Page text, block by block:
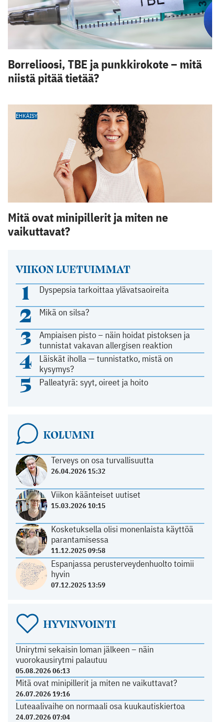
VIIKON LUETUIMMAT
1 Dyspepsia tarkoittaa ylävatsaoireita
2 Mikä on silsa?
3
Ampiaisen pisto – näin hoidat pistoksen ja
tunnistat vakavan allergisen reaktion
4
Läiskät iholla — tunnistatko, mistä on
kysymys?
5 Palleatyrä: syyt, oireet ja hoito
KOLUMNI
Terveys on osa turvallisuutta
26.04.2026 15:32
Viikon käänteiset uutiset
15.03.2026 10:15
Kosketuksella olisi monenlaista käyttöä
parantamisessa
11.12.2025 09:58
Espanjassa perusterveydenhuolto toimii
hyvin
07.12.2025 13:59
HYVINVOINTI
Unirytmi sekaisin loman jälkeen – näin
vuorokausirytmi palautuu
05.08.2026 06:13
Mitä ovat minipillerit ja miten ne vaikuttavat?
26.07.2026 19:16
Luteaalivaihe on normaali osa kuukautiskiertoa
24.07.2026 07:04
Borrelioosi, TBE ja punkkirokote – mitä
niistä pitää tietää?
EHKÄISY
Mitä ovat minipillerit ja miten ne
vaikuttavat?